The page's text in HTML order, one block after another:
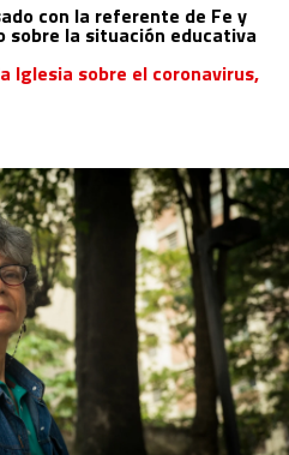
con la referente de Fe y
sobre la situación educativa
Iglesia sobre el coronavirus,